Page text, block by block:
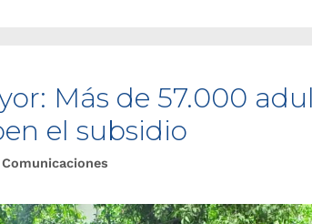
Más de 57.000
el subsidio